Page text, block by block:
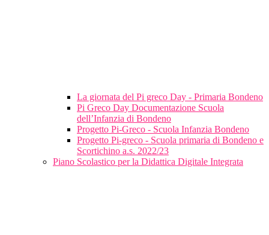
La giornata del Pi greco Day - Primaria Bondeno
Pi Greco Day Documentazione Scuola
dell’Infanzia di Bondeno
Progetto Pi-Greco - Scuola Infanzia Bondeno
Progetto Pi-greco - Scuola primaria di Bondeno e
Scortichino a.s. 2022/23
Piano Scolastico per la Didattica Digitale Integrata